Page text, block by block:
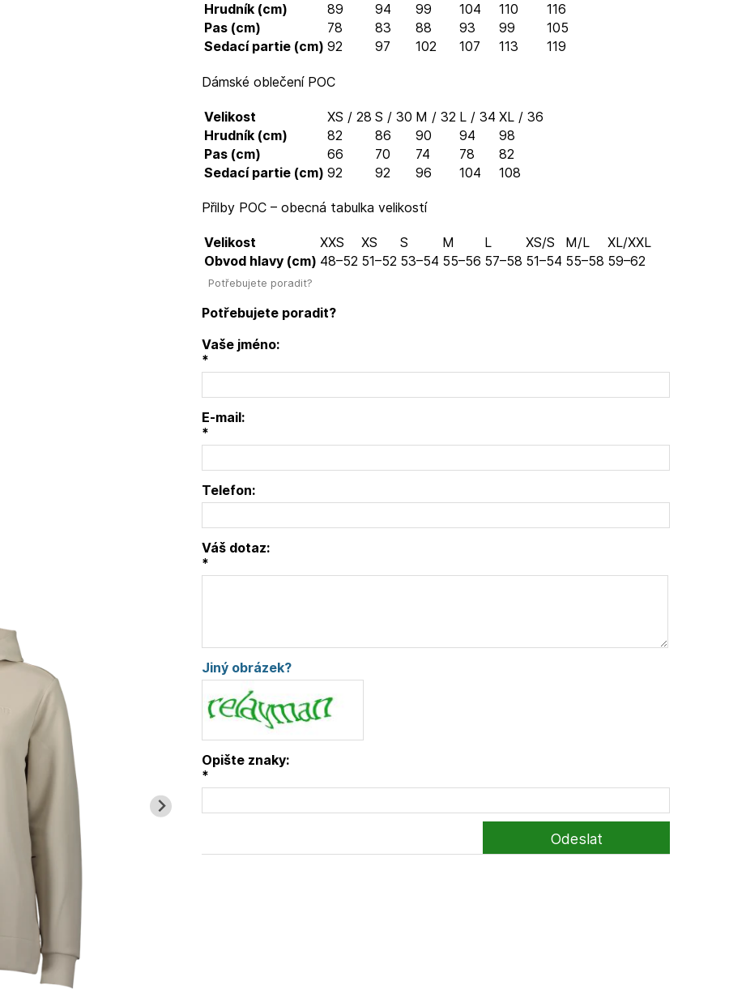
Hrudník (cm)
89 94 99 104 110
116
Pas (cm)
78 83 88 93 99
105
Sedací partie (cm) 92 97 102 107 113 119
Dámské oblečení POC
Velikost XS / 28 S / 30 M / 32 L / 34 XL / 36
Hrudník (cm)
82 86 90 94
98
Pas (cm)
66 70 74 78
82
Sedací partie (cm) 92 92 96 104 108
Přilby POC – obecná tabulka velikostí
Velikost XXS XS S M L XS/S M/L
XL/XXL
Obvod hlavy (cm) 48–52 51–52 53–54 55–56 57–58 51–54 55–58 59–62
Potřebujete poradit?
Potřebujete poradit?
Vaše jméno:
*
E-mail:
*
Telefon:
Váš dotaz:
*
Jiný obrázek?
Opište znaky:
*
Odeslat